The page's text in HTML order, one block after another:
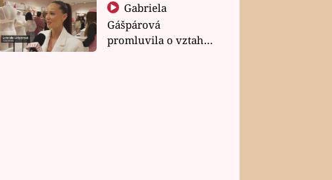
Gabriela
Gášpárová
promluvila o vztahu